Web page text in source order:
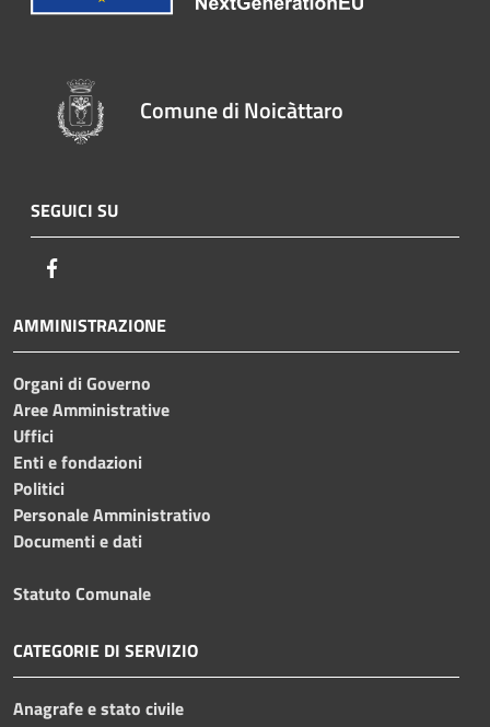
Comune di Noicàttaro
SEGUICI SU
AMMINISTRAZIONE
Organi di Governo
Aree Amministrative
Uffici
Enti e fondazioni
Politici
Personale Amministrativo
Documenti e dati
Statuto Comunale
CATEGORIE DI SERVIZIO
Anagrafe e stato civile